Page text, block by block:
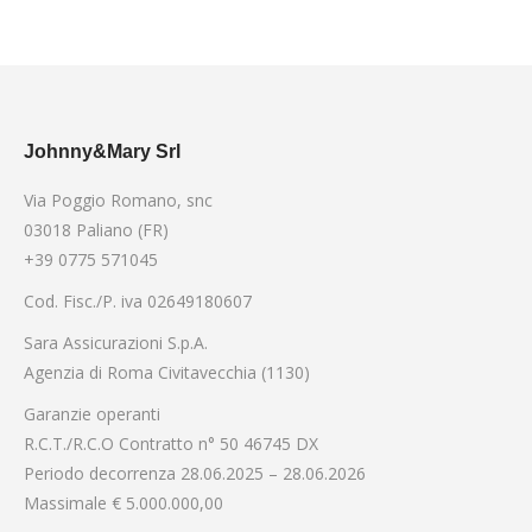
Johnny&Mary Srl
Via Poggio Romano, snc
03018 Paliano (FR)
+39 0775 571045
Cod. Fisc./P. iva 02649180607
Sara Assicurazioni S.p.A.
Agenzia di Roma Civitavecchia (1130)
Garanzie operanti
R.C.T./R.C.O Contratto n° 50 46745 DX
Periodo decorrenza 28.06.2025 – 28.06.2026
Massimale € 5.000.000,00